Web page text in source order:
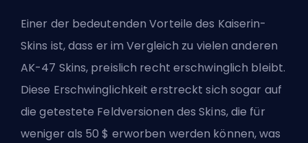
Einer der bedeutenden Vorteile des Kaiserin-
Skins ist, dass er im Vergleich zu vielen anderen
AK-47 Skins, preislich recht erschwinglich bleibt.
Diese Erschwinglichkeit erstreckt sich sogar auf
die getestete Feldversionen des Skins, die für
weniger als 50 $ erworben werden können, was